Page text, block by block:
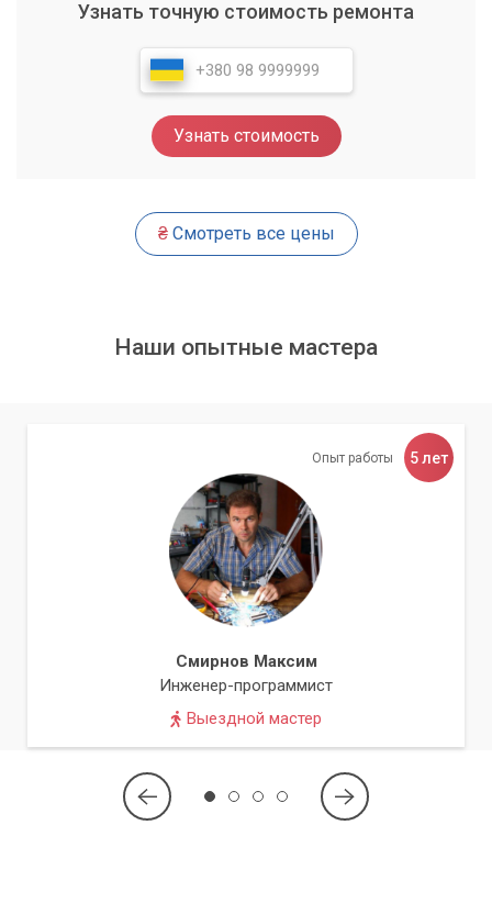
Узнать точную стоимость ремонта
Узнать стоимость
₴Смотреть все цены
Наши опытные мастера
Опыт работы 5 лет
Смирнов Максим
Инженер-программист
Выездной мастер